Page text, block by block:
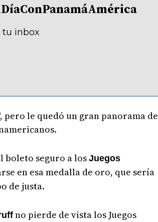
tu inbox
pero le quedó un gran panorama de
boleto seguro a los Juegos
en esa medalla de oro, que sería
de justa.
no pierde de vista los Juegos